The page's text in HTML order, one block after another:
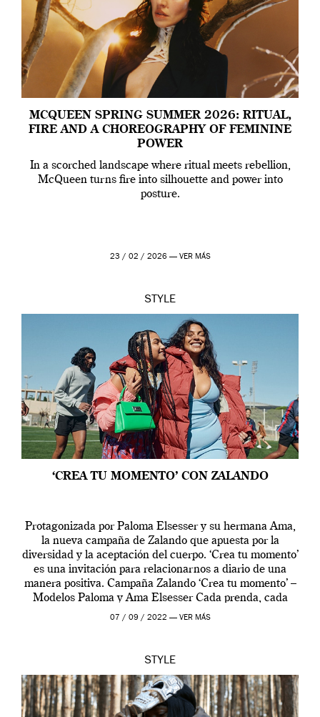
MCQUEEN SPRING SUMMER 2026: RITUAL,
FIRE AND A CHOREOGRAPHY OF FEMININE
POWER
In a scorched landscape where ritual meets rebellion,
McQueen turns fire into silhouette and power into
posture.
23 / 02 / 2026 — VER MÁS
STYLE
‘CREA TU MOMENTO’ CON ZALANDO
Protagonizada por Paloma Elsesser y su hermana Ama,
la nueva campaña de Zalando que apuesta por la
diversidad y la aceptación del cuerpo. ‘Crea tu momento’
es una invitación para relacionarnos a diario de una
manera positiva. Campaña Zalando ‘Crea tu momento’ –
Modelos Paloma y Ama Elsesser Cada prenda, cada
outfit, cada momento, caracteriza […]
07 / 09 / 2022 — VER MÁS
STYLE